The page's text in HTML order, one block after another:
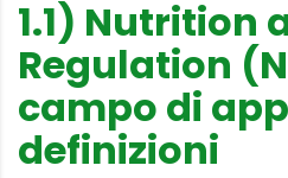
1.1) Nutrition
Regulation
campo di
definizioni